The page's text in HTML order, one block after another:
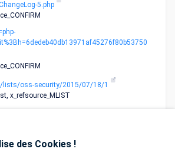
5.php
lists/oss-security/2015/07/18/1
x_refsource_MLIST
des Cookies !